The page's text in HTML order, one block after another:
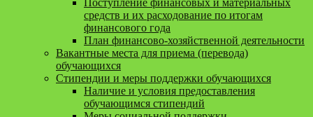
Поступление финансовых и материальных
средств и их расходование по итогам
финансового года
План финансово-хозяйственной деятельности
Вакантные места для приема (перевода)
обучающихся
Стипендии и меры поддержки обучающихся
Наличие и условия предоставления
обучающимся стипендий